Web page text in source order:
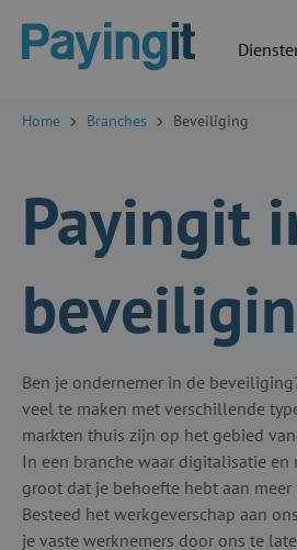
Home Branches Beveiliging
Payingit
Ben je ondernemer in de
veel te maken met verschillende
markten thuis zijn op het gebied
In een branche waar digitalisatie
groot dat je behoefte hebt aan
Besteed het werkgeverschap aan
je vaste werknemers door ons te